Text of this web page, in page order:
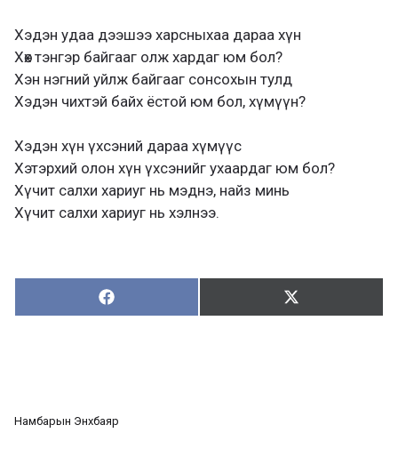
Хэдэн удаа дээшээ харсныхаа дараа хүн
Хөх тэнгэр байгааг олж хардаг юм бол?
Хэн нэгний уйлж байгааг сонсохын тулд
Хэдэн чихтэй байх ёстой юм бол, хүмүүн?
Хэдэн хүн үхсэний дараа хүмүүс
Хэтэрхий олон хүн үхсэнийг ухаардаг юм бол?
Хүчит салхи хариуг нь мэднэ, найз минь
Хүчит салхи хариуг нь хэлнээ.
Хуваалцах:
Х
у
х
Түгээх:
Т
ү
Намбарын Энхбаяр